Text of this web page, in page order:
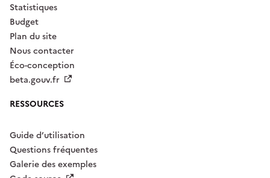
Statistiques
Budget
Plan du site
Nous contacter
Éco-conception
beta.gouv.fr
RESSOURCES
Guide d’utilisation
Questions fréquentes
Galerie des exemples